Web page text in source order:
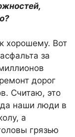
хорошему. Вот
за
дорог
Считаю, это
наши люди в
а
грязью